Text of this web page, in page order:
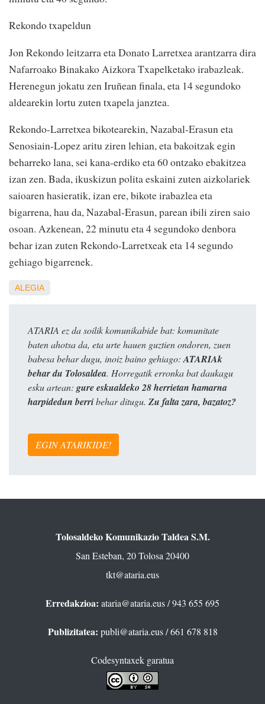
Rekondo txapeldun
Jon Rekondo leitzarra eta Donato Larretxea arantzarra dira
Nafarroako Binakako Aizkora Txapelketako irabazleak.
Herenegun jokatu zen Iruñean finala, eta 14 segundoko
aldearekin lortu zuten txapela janztea.
Rekondo-Larretxea bikotearekin, Nazabal-Erasun eta
Senosiain-Lopez aritu ziren lehian, eta bakoitzak egin
beharreko lana, sei kana-erdiko eta 60 ontzako ebakitzea
izan zen. Bada, ikuskizun polita eskaini zuten aizkolariek
saioaren hasieratik, izan ere, bikote irabazlea eta
bigarrena, hau da, Nazabal-Erasun, parean ibili ziren saio
osoan. Azkenean, 22 minutu eta 4 segundoko denbora
behar izan zuten Rekondo-Larretxeak eta 14 segundo
gehiago bigarrenek.
ALEGIA
ATARIA ez da soilik komunikabide bat: komunitate
baten ahotsa da, eta urte hauen guztien ondoren, zuen
babesa behar dugu, inoiz baino gehiago: ATARIAk
behar du Tolosaldea. Horregatik erronka bat daukagu
esku artean: gure eskualdeko 28 herrietan hamarna
harpidedun berribehar ditugu. Zu falta zara, bazatoz?
EGIN ATARIKIDE!
Tolosaldeko Komunikazio Taldea S.M.
San Esteban, 20 Tolosa 20400
tkt@ataria.eus
Erredakzioa: ataria@ataria.eus/ 943 655 695
Publizitatea: publi@ataria.eus/ 661 678 818
Codesyntaxek garatua